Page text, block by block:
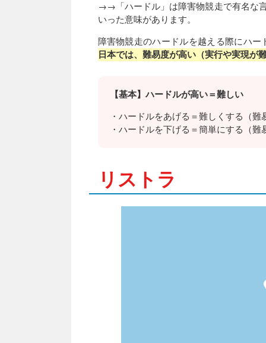
→→「ハードル」は障害物競走で有名な
いった意味があります。
障害物競走のハードルを越える際にハ
日本では、難易度が高い（実行や実現が
【基本】ハードルが高い＝難しい
・ハードルをあげる＝難しくする（難
・ハードルを下げる＝簡単にする（難
リストラ